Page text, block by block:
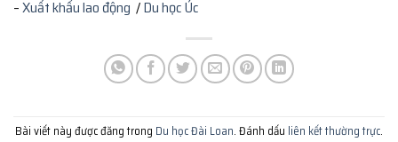
–Xuất khẩu lao động /Du học Úc
Bài viết này được đăng trong Du học Đài Loan. Đánh dấu liên kết thường trực.